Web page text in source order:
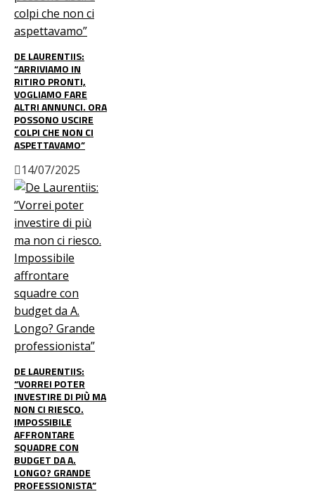
DE LAURENTIIS:
“ARRIVIAMO IN
RITIRO PRONTI,
VOGLIAMO FARE
ALTRI ANNUNCI. ORA
POSSONO USCIRE
COLPI CHE NON CI
ASPETTAVAMO”
14/07/2025
DE LAURENTIIS:
“VORREI POTER
INVESTIRE DI PIÙ MA
NON CI RIESCO.
IMPOSSIBILE
AFFRONTARE
SQUADRE CON
BUDGET DA A.
LONGO? GRANDE
PROFESSIONISTA”